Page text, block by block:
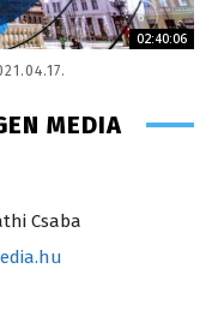
02:40:06
MEDIA
Csaba